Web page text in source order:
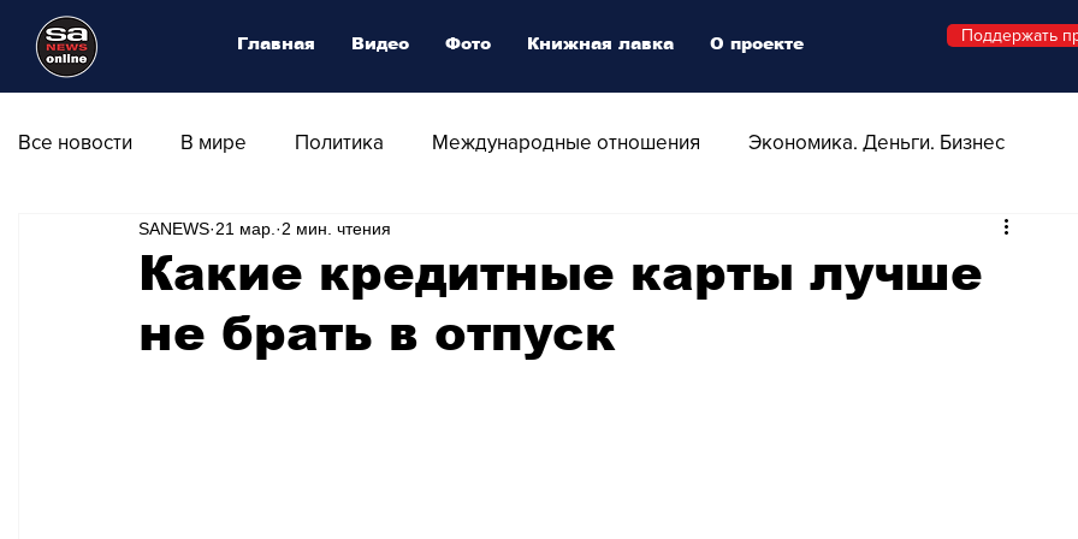
Все новости В мире Политика Международные отношения Экономика. Деньги. Бизнес
Общество Армия Аналитика
Транспорт Культура Магия искусства Swiss Афиша
Какие кредитные карты лучше
не брать в отпуск
SANEWS 21 мар. 2 мин. чтения
Главная Видео Фото Книжная лавка О проекте Поддержать